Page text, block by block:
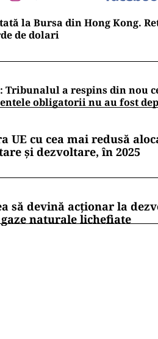
la Bursa din Hong Kong.
de dolari
Tribunalul a respins din nou
obligatorii nu au fost
UE cu cea mai redusă
și dezvoltare, în 2025
să devină acționar la
naturale lichefiate